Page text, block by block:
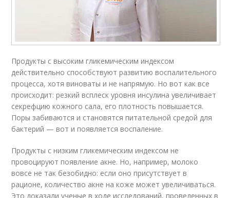
Продукты с высоким гликемическим индексом
действительно способствуют развитию воспалительного
процесса, хотя виноваты и не напрямую. Но вот как все
происходит: резкий всплеск уровня инсулина увеличивает
секрефцию кожного сала, его плотность повышается.
Поры забиваются и становятся питательной средой для
бактерий — вот и появляется воспаление.
Продукты с низким гликемическим индексом не
провоцируют появление акне. Но, например, молоко
вовсе не так безобидно: если оно присутствует в
рационе, количество акне на коже может увеличиваться.
Это доказали ученые в ходе исследований, проведенных в